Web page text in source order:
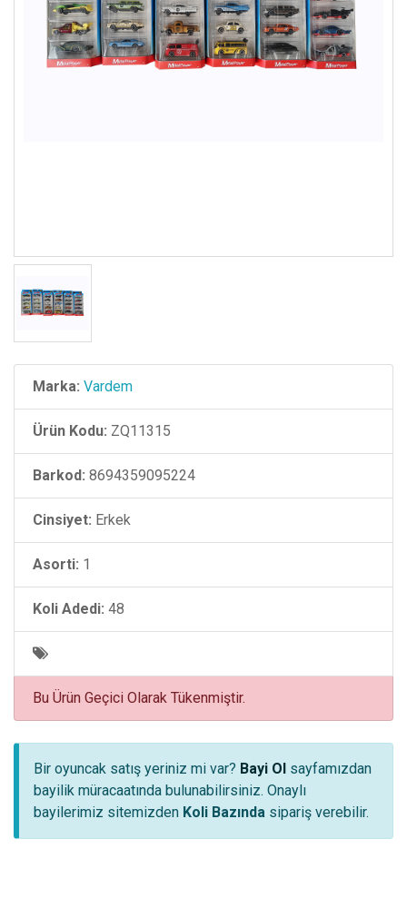
Marka: Vardem
Ürün Kodu: ZQ11315
Barkod: 8694359095224
Cinsiyet: Erkek
Asorti: 1
Koli Adedi: 48
Bu Ürün Geçici Olarak Tükenmiştir.
Bir oyuncak satış yeriniz mi var? Bayi Ol sayfamızdan
bayilik müracaatında bulunabilirsiniz. Onaylı
bayilerimiz sitemizden Koli Bazında sipariş verebilir.